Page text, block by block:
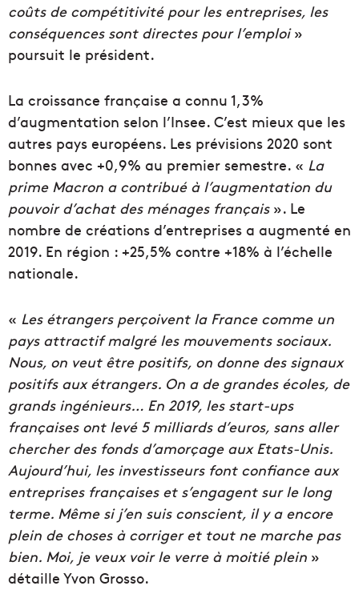
coûts de compétitivité pour les entreprises, les
conséquences sont directes pour l’emploi»
poursuit le président.
La croissance française a connu 1,3%
d’augmentation selon l’Insee. C’est mieux que les
autres pays européens. Les prévisions 2020 sont
bonnes avec +0,9% au premier semestre. « La
prime Macron a contribué à l’augmentation du
pouvoir d’achat des ménages français». Le
nombre de créations d’entreprises a augmenté en
2019. En région : +25,5% contre +18% à l’échelle
nationale.
« Les étrangers perçoivent la France comme un
pays attractif malgré les mouvements sociaux.
Nous, on veut être positifs, on donne des signaux
positifs aux étrangers. On a de grandes écoles, de
grands ingénieurs… En 2019, les start-ups
françaises ont levé 5 milliards d’euros, sans aller
chercher des fonds d’amorçage aux Etats-Unis.
Aujourd’hui, les investisseurs font confiance aux
entreprises françaises et s’engagent sur le long
terme. Même si j’en suis conscient, il y a encore
plein de choses à corriger et tout ne marche pas
bien. Moi, je veux voir le verre à moitié plein »
détaille Yvon Grosso.